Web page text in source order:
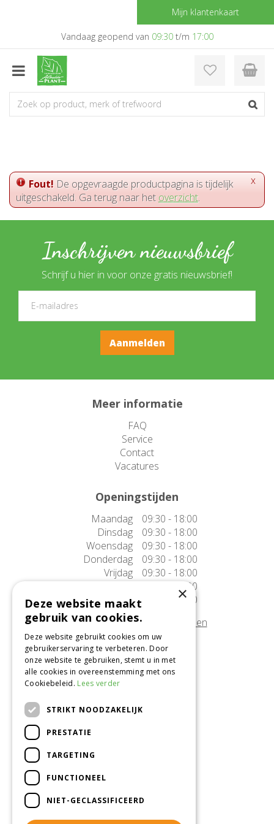
a
Mijn klantenkaart
Vandaag geopend van 09:30t/m 17:00
x
Fout! De opgevraagde productpagina is tijdelijk
uitgeschakeld. Ga terug naar het overzicht.
Inschrijven nieuwsbrief
Schrijf u hier in voor onze gratis nieuwsbrief!
Meer informatie
FAQ
Service
Contact
Vacatures
Openingstijden
Maandag
09:30 - 18:00
Dinsdag
09:30 - 18:00
Woensdag
09:30 - 18:00
Donderdag
09:30 - 18:00
Vrijdag
09:30 - 18:00
Zaterdag
09:30 - 17:00
Zondag
10:00 - 17:00
Afwijkende openingstijden tonen
Onze locatie
Tuincentrum Alméérplant
Jac. P. Thijsseweg 4
pinterest
×
Deze website maakt
gebruik van cookies.
Deze website gebruikt cookies om uw
gebruikerservaring te verbeteren. Door
onze website te gebruiken, stemt u in met
alle cookies in overeenstemming met ons
Cookiebeleid. Lees verder
STRIKT NOODZAKELIJK
PRESTATIE
TARGETING
FUNCTIONEEL
NIET-GECLASSIFICEERD